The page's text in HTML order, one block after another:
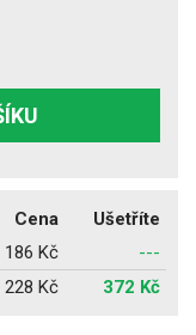
Cena
Ušetříte
186 Kč
---
228 Kč 372 Kč